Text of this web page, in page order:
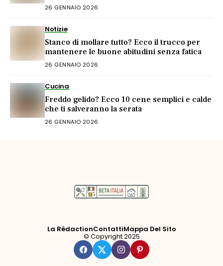
26 GENNAIO 2026
Notizie
Stanco di mollare tutto? Ecco il trucco per
mantenere le buone abitudini senza fatica
26 GENNAIO 2026
Cucina
Freddo gelido? Ecco 10 cene semplici e calde
che ti salveranno la serata
26 GENNAIO 2026
La RédactionContattiMappa Del Sito
© Copyright 2025